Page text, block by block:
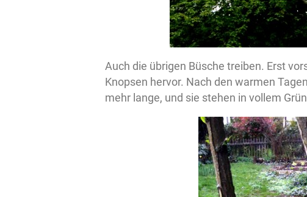
Auch die übrigen Büsche treiben. Erst
Knopsen hervor. Nach den warmen
mehr lange, und sie stehen in vollem